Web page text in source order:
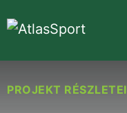
PROJEKT RÉSZLETEI